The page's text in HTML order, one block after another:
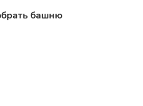
башню